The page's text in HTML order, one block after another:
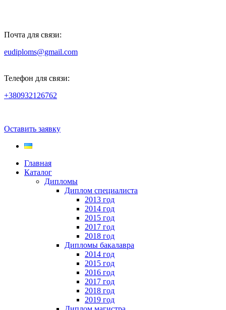
Почта для связи:
eudiploms@gmail.com
Телефон для связи:
+380932126762
Оставить заявку
Главная
Каталог
Дипломы
Диплом специалиста
2013 год
2014 год
2015 год
2017 год
2018 год
Дипломы бакалавра
2014 год
2015 год
2016 год
2017 год
2018 год
2019 год